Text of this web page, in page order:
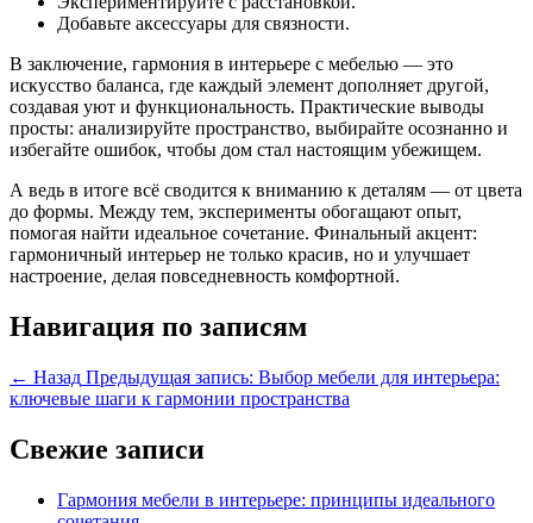
Добавьте аксессуары для связности.
В заключение, гармония в интерьере с мебелью — это
искусство баланса, где каждый элемент дополняет другой,
создавая уют и функциональность. Практические выводы
просты: анализируйте пространство, выбирайте осознанно и
избегайте ошибок, чтобы дом стал настоящим убежищем.
А ведь в итоге всё сводится к вниманию к деталям — от цвета
до формы. Между тем, эксперименты обогащают опыт,
помогая найти идеальное сочетание. Финальный акцент:
гармоничный интерьер не только красив, но и улучшает
настроение, делая повседневность комфортной.
Навигация по записям
← Назад Предыдущая запись: Выбор мебели для интерьера:
ключевые шаги к гармонии пространства
Свежие записи
Гармония мебели в интерьере: принципы идеального